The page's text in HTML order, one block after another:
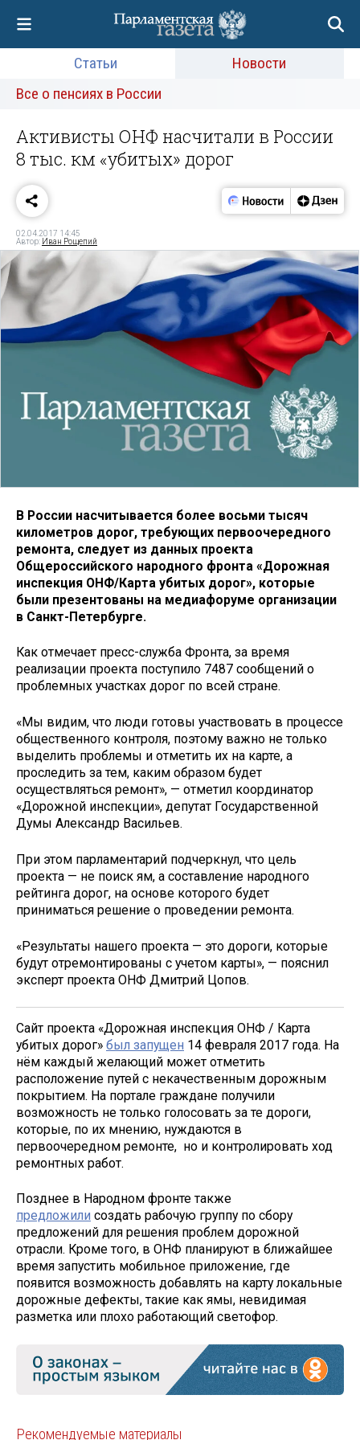
Статьи
Новости
Все о пенсиях в России
Активисты ОНФ насчитали в России
8 тыс. км «убитых» дорог
02.04.2017 14:45
Автор: Иван Рощепий
В России насчитывается более восьми тысяч
километров дорог, требующих первоочередного
ремонта, следует из данных проекта
Общероссийского народного фронта «Дорожная
инспекция ОНФ/Карта убитых дорог», которые
были презентованы на медиафоруме организации
в Санкт-Петербурге.
Как отмечает пресс-служба Фронта, за время
реализации проекта поступило 7487 сообщений о
проблемных участках дорог по всей стране.
«Мы видим, что люди готовы участвовать в процессе
общественного контроля, поэтому важно не только
выделить проблемы и отметить их на карте, а
проследить за тем, каким образом будет
осуществляться ремонт», — отметил координатор
«Дорожной инспекции», депутат Государственной
Думы Александр Васильев.
При этом парламентарий подчеркнул, что цель
проекта — не поиск ям, а составление народного
рейтинга дорог, на основе которого будет
приниматься решение о проведении ремонта.
«Результаты нашего проекта — это дороги, которые
будут отремонтированы с учетом карты», — пояснил
эксперт проекта ОНФ Дмитрий Цопов.
Сайт проекта «Дорожная инспекция ОНФ / Карта
убитых дорог» был запущен 14 февраля 2017 года. На
нём каждый желающий может отметить
расположение путей с некачественным дорожным
покрытием. На портале граждане получили
возможность не только голосовать за те дороги,
которые, по их мнению, нуждаются в
первоочередном ремонте, но и контролировать ход
ремонтных работ.
Позднее в Народном фронте также
предложили создать рабочую группу по сбору
предложений для решения проблем дорожной
отрасли. Кроме того, в ОНФ планируют в ближайшее
время запустить мобильное приложение, где
появится возможность добавлять на карту локальные
дорожные дефекты, такие как ямы, невидимая
разметка или плохо работающий светофор.
Рекомендуемые материалы